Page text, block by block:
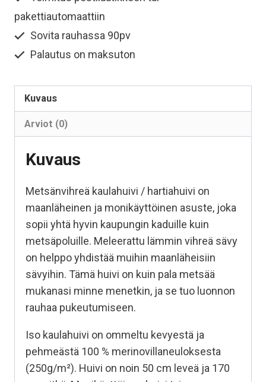
Metsänvihreä
määrä
pakettiautomaattiin
Sovita rauhassa 90pv
Palautus on maksuton
Kuvaus
Arviot (0)
Kuvaus
Metsänvihreä kaulahuivi / hartiahuivi on
maanläheinen ja monikäyttöinen asuste, joka
sopii yhtä hyvin kaupungin kaduille kuin
metsäpoluille. Meleerattu lämmin vihreä sävy
on helppo yhdistää muihin maanläheisiin
sävyihin. Tämä huivi on kuin pala metsää
mukanasi minne menetkin, ja se tuo luonnon
rauhaa pukeutumiseen.
Iso kaulahuivi on ommeltu kevyestä ja
pehmeästä 100 % merinovillaneuloksesta
(250g/m²). Huivi on noin 50 cm leveä ja 170